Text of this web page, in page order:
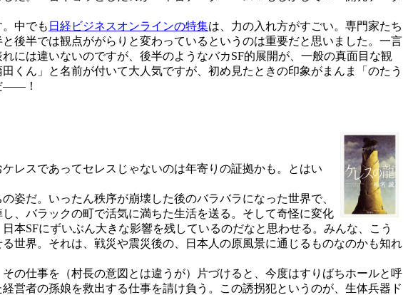
中でも 日経ビジネスオンラインの特集は、力の入れ方がすごい。専門家たち
後半では観点ががらりと変わっているというのは重要だと思いました。一言
には違いないのですが、後半のようなバカSF的展開が、一般の真面目な観
くん」と名前が付いて大人気ですが、初め見たときの印象がまんま「のたう
――！
レスであってセレスじゃないのは年寄りの証拠かも。とはい
だ。いったん秩序が崩壊した後のバラバラになった世界で、
、バラックの町で活気に満ちた生活を送る。そして奇怪に変化
本SFにずいぶん大きな影響を残しているのだなと思わせる。みんな、こう
世界。それは、戦災や震災後の、日本人の原風景に通じるものなのかも知れ
の仕事を（村長の意図とは違うが）片づけると、今度はすりばちホールと呼
営者の孫娘を救出する仕事を請け負う。この誘拐犯というのが、生体兵器ド